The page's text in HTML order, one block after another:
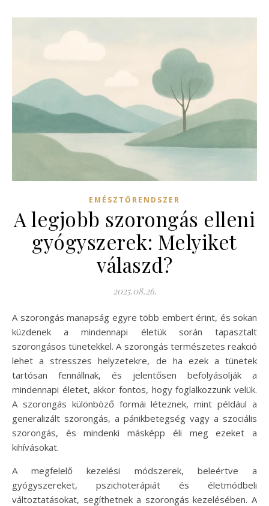
EMÉSZTŐRENDSZER
A legjobb szorongás elleni
gyógyszerek: Melyiket
válaszd?
2025.08.26.
A szorongás manapság egyre több embert érint, és sokan
küzdenek a mindennapi életük során tapasztalt
szorongásos tünetekkel. A szorongás természetes reakció
lehet a stresszes helyzetekre, de ha ezek a tünetek
tartósan fennállnak, és jelentősen befolyásolják a
mindennapi életet, akkor fontos, hogy foglalkozzunk velük.
A szorongás különböző formái léteznek, mint például a
generalizált szorongás, a pánikbetegség vagy a szociális
szorongás, és mindenki másképp éli meg ezeket a
kihívásokat.
A megfelelő kezelési módszerek, beleértve a
gyógyszereket, pszichoterápiát és életmódbeli
változtatásokat, segíthetnek a szorongás kezelésében. A